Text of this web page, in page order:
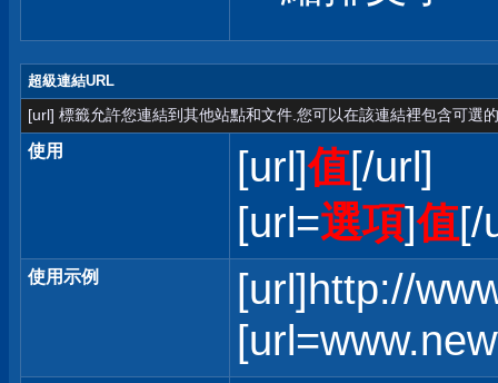
超級連結URL
[url] 標籤允許您連結到其他站點和文件.您可以在該連結裡包含可選
使用 [url]值[/url]
[url=選項]值[/
使用示例
[url]http://